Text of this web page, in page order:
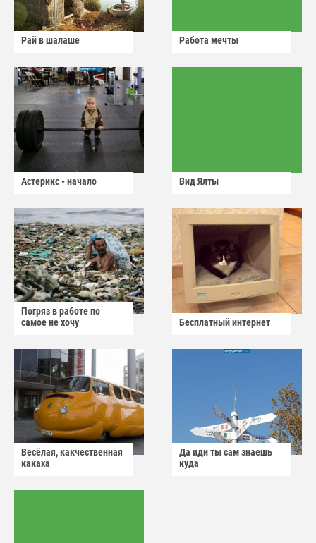
Рай в шалаше Работа мечты
Астерикс - начало Вид Ялты
Погряз в работе по
самое не хочу
Бесплатный интернет
Весёлая, какчественная
какаха
Да иди ты сам знаешь
куда